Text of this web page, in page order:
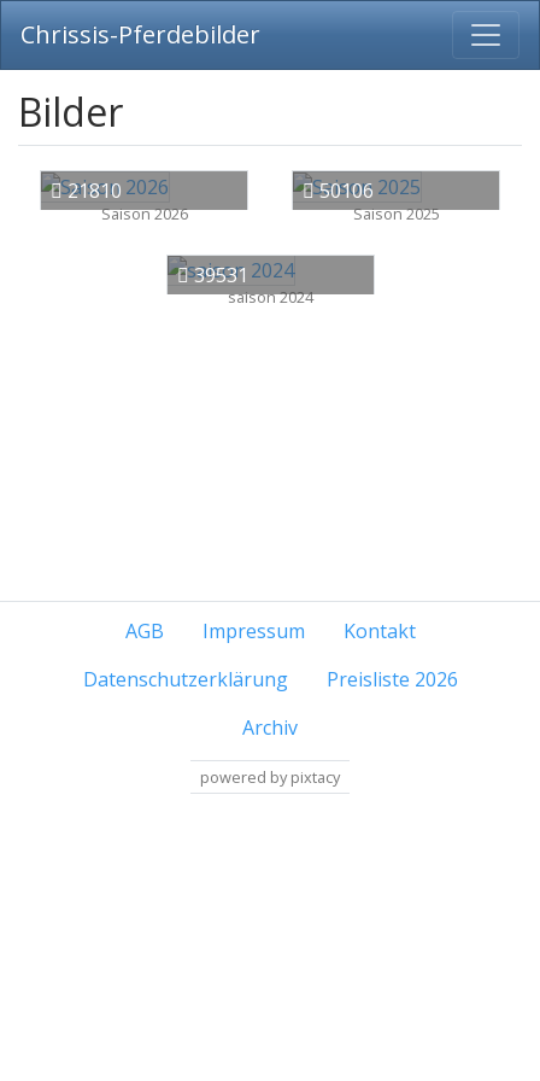
Chrissis-Pferdebilder
Bilder
21810
Saison 2026
50106
Saison 2025
39531
saison 2024
AGB Impressum
Kontakt
Datenschutzerklärung
Preisliste 2026
Archiv
powered by pixtacy